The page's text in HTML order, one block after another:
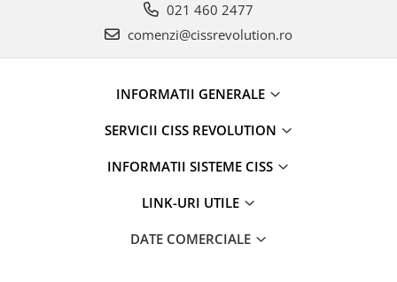
021 460 2477
comenzi@cissrevolution.ro
INFORMATII GENERALE
SERVICII CISS REVOLUTION
INFORMATII SISTEME CISS
LINK-URI UTILE
DATE COMERCIALE